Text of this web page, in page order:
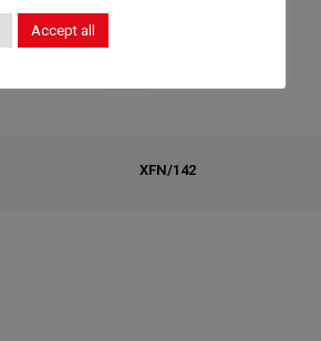
XFN/142
Accept all